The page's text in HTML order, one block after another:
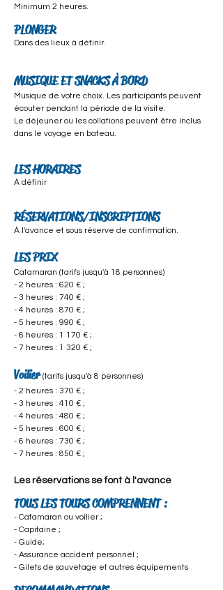
Minimum 2 heures.
PLONGER
Dans des lieux à définir.
MUSIQUE ET SNACKS À BORD
Musique de votre choix. Les participants peuvent
écouter pendant la période de la visite.
Le déjeuner ou les collations peuvent être inclus
dans le voyage en bateau.
LES HORAIRES
Á définir
RÉSERVATIONS/INSCRIPTIONS
À l'avance et sous réserve de confirmation.
LES PRIX
Catamaran (tarifs jusqu'à 18 personnes)
- 2 heures : 620 € ;
- 3 heures : 740 € ;
- 4 heures : 870 € ;
- 5 heures : 990 € ;
- 6 heures : 1 170 € ;
- 7 heures : 1 320 € ;
Voilier(tarifs jusqu'à 8 personnes)
- 2 heures : 370 € ;
- 3 heures : 410 € ;
- 4 heures : 480 € ;
- 5 heures : 600 € ;
- 6 heures : 730 € ;
- 7 heures : 850 € ;
Les réservations se font à l'avance
TOUS LES TOURS COMPRENNENT :
- Catamaran ou voilier ;
- Capitaine ;
- Guide;
- Assurance accident personnel ;
- Gilets de sauvetage et autres équipements